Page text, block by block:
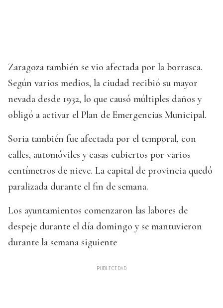
Zaragoza también se vio afectada por la borrasca.
Según varios medios, la ciudad recibió su mayor
nevada desde 1932, lo que causó múltiples daños y
obligó a activar el Plan de Emergencias Municipal.
Soria también fue afectada por el temporal, con
calles, automóviles y casas cubiertos por varios
centímetros de nieve. La capital de provincia quedó
paralizada durante el fin de semana.
Los ayuntamientos comenzaron las labores de
despeje durante el día domingo y se mantuvieron
durante la semana siguiente